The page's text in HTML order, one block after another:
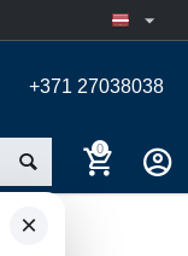
+371 27038038
0
×